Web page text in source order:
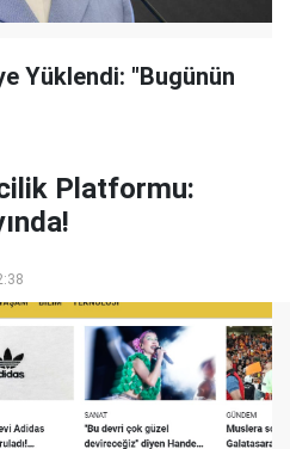
Yüklendi: "Bugünün
Platformu: